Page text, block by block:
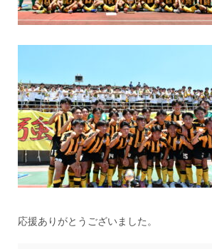
応援ありがとうございました。